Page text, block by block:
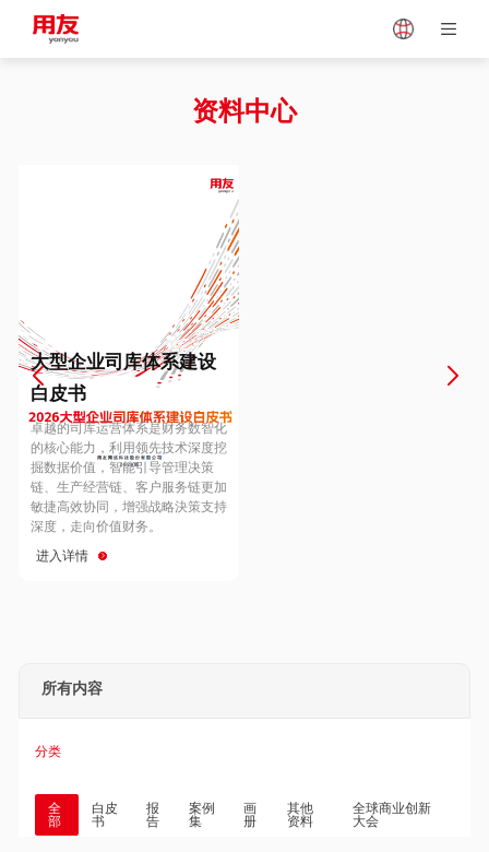
Vietnam
Europe
Hungary
Hong Kong
资料中心
大型企业司库体系建设
白皮书
卓越的司库运营体系是财务数智化
的核心能力，利用领先技术深度挖
掘数据价值，智能引导管理决策
链、生产经营链、客户服务链更加
敏捷高效协同，增强战略決策支持
深度，走向价值财务。
进入详情
所有内容
分类
全
部
白皮
书
报
告
案例
集
画
册
其他
资料
全球商业创新
大会